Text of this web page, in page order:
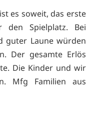
es soweit, das erste
den Spielplatz. Bei
guter Laune würden
Der gesamte Erlös
Die Kinder und wir
Mfg Familien aus